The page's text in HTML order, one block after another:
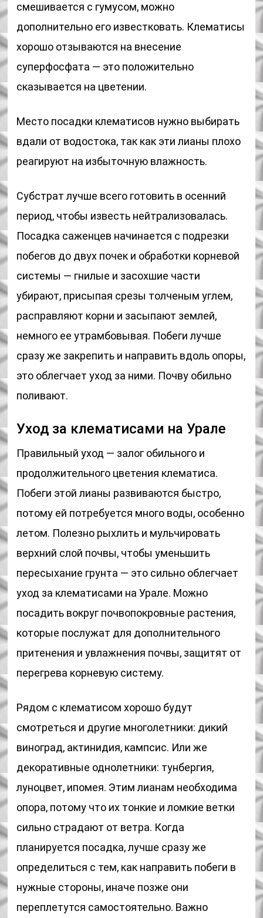
смешивается с гумусом, можно
дополнительно его известковать. Клематисы
хорошо отзываются на внесение
суперфосфата — это положительно
сказывается на цветении.
Место посадки клематисов нужно выбирать
вдали от водостока, так как эти лианы плохо
реагируют на избыточную влажность.
Субстрат лучше всего готовить в осенний
период, чтобы известь нейтрализовалась.
Посадка саженцев начинается с подрезки
побегов до двух почек и обработки корневой
системы — гнилые и засохшие части
убирают, присыпая срезы толченым углем,
расправляют корни и засыпают землей,
немного ее утрамбовывая. Побеги лучше
сразу же закрепить и направить вдоль опоры,
это облегчает уход за ними. Почву обильно
поливают.
Уход за клематисами на Урале
Правильный уход — залог обильного и
продолжительного цветения клематиса.
Побеги этой лианы развиваются быстро,
потому ей потребуется много воды, особенно
летом. Полезно рыхлить и мульчировать
верхний слой почвы, чтобы уменьшить
пересыхание грунта — это сильно облегчает
уход за клематисами на Урале. Можно
посадить вокруг почвопокровные растения,
которые послужат для дополнительного
притенения и увлажнения почвы, защитят от
перегрева корневую систему.
Рядом с клематисом хорошо будут
смотреться и другие многолетники: дикий
виноград, актинидия, кампсис. Или же
декоративные однолетники: тунбергия,
луноцвет, ипомея. Этим лианам необходима
опора, потому что их тонкие и ломкие ветки
сильно страдают от ветра. Когда
планируется посадка, лучше сразу же
определиться с тем, как направить побеги в
нужные стороны, иначе позже они
переплетутся самостоятельно. Важно